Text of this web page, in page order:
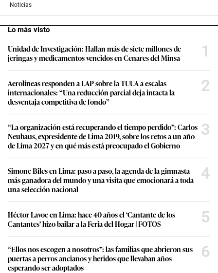
Noticias
Lo más visto
Unidad de Investigación: Hallan más de siete millones de
jeringas y medicamentos vencidos en Cenares del Minsa
1
Aerolíneas responden a LAP sobre la TUUA a escalas
internacionales: “Una reducción parcial deja intacta la
desventaja competitiva de fondo”
2
“La organización está recuperando el tiempo perdido”: Carlos
Neuhaus, expresidente de Lima 2019, sobre los retos a un año
de Lima 2027 y en qué más está preocupado el Gobierno
3
Simone Biles en Lima: paso a paso, la agenda de la gimnasta
más ganadora del mundo y una visita que emocionará a toda
una selección nacional
4
Héctor Lavoe en Lima: hace 40 años el ‘Cantante de los
Cantantes’ hizo bailar a la Feria del Hogar | FOTOS
5
“Ellos nos escogen a nosotros”: las familias que abrieron sus
puertas a perros ancianos y heridos que llevaban años
esperando ser adoptados
6